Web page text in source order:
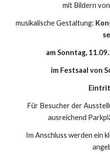
mit Bildern von
musikalische Gestaltung:
am Sonntag,
im Festsaal von
Für Besucher der
ausreichend
Im Anschluss werden ein